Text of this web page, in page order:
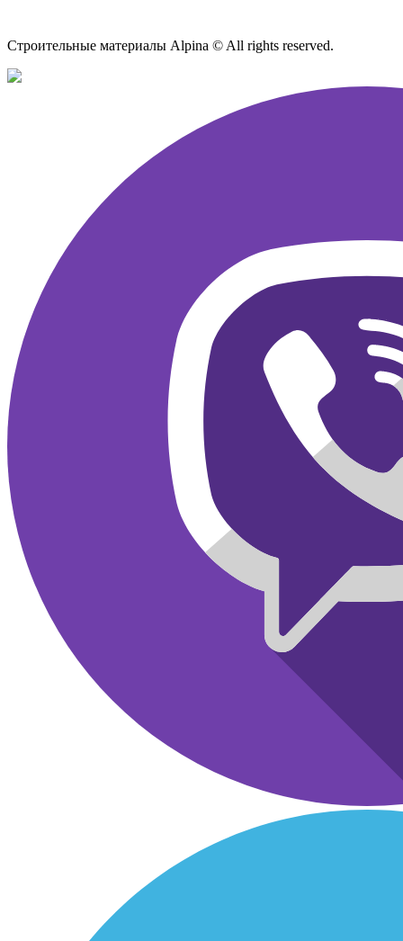
Строительные материалы Alpina © All rights reserved.